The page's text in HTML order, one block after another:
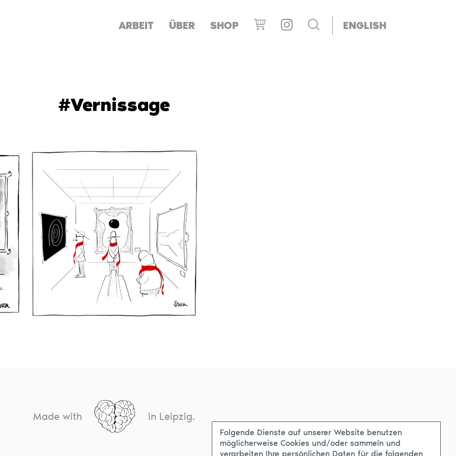
ARBEIT ÜBER SHOP ENGLISH
#Vernissage
Made with in Leipzig.
Folgende Dienste auf unserer Website benutzen
möglicherweise Cookies und/oder sammeln und
verarbeiten Ihre persönlichen Daten für die folgenden